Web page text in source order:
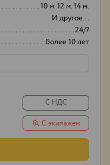
10 м. 12 м. 14 м.
И другое...
24/7
Более 10 лет
Наличный,
С НДС
С экипажем